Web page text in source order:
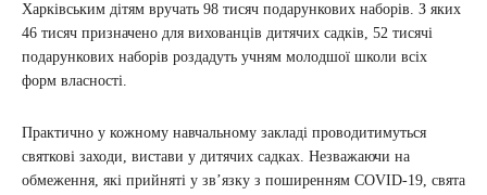
Харківським дітям вручать 98 тисяч подарункових наборів. З яких
46 тисяч призначено для вихованців дитячих садків, 52 тисячі
подарункових наборів роздадуть учням молодшої школи всіх
форм власності.
Практично у кожному навчальному закладі проводитимуться
святкові заходи, вистави у дитячих садках. Незважаючи на
обмеження, які прийняті у зв’язку з поширенням COVID-19, свята